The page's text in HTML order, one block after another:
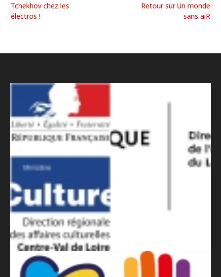
Retour sur Un monde
sans aiR
Tchekhov chez les
électros !